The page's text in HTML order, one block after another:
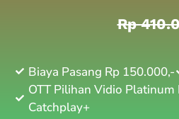
Rp
Biaya Pasang Rp 150.000,-
OTT Pilihan Vidio Platinum
Catchplay+